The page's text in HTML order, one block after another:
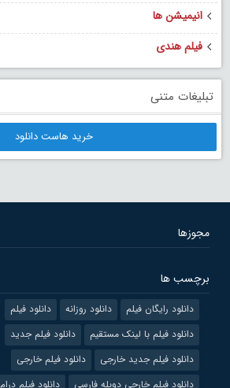
انیمیشن ها
فیلم هندی
تبلیغات متنی
خرید هاست دانلود
مجوزها
برچسب ها
دانلود رایگان فیلم دانلود روزانه
دانلود فیلم
دانلود فیلم با لینک مستقیم
دانلود فیلم جدید
دانلود فیلم جدید خارجی
دانلود فیلم خارجی
دانلود فیلم خارجی دوبله فارسی
دانلود فیلم درام